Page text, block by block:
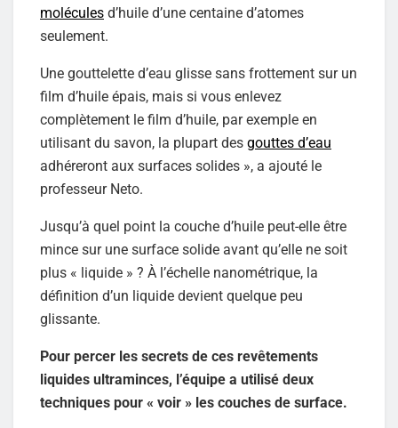
molécules d’huile d’une centaine d’atomes
seulement.
Une gouttelette d’eau glisse sans frottement sur un
film d’huile épais, mais si vous enlevez
complètement le film d’huile, par exemple en
utilisant du savon, la plupart des gouttes d’eau
adhéreront aux surfaces solides », a ajouté le
professeur Neto.
Jusqu’à quel point la couche d’huile peut-elle être
mince sur une surface solide avant qu’elle ne soit
plus « liquide » ? À l’échelle nanométrique, la
définition d’un liquide devient quelque peu
glissante.
Pour percer les secrets de ces revêtements
liquides ultraminces, l’équipe a utilisé deux
techniques pour « voir » les couches de surface.